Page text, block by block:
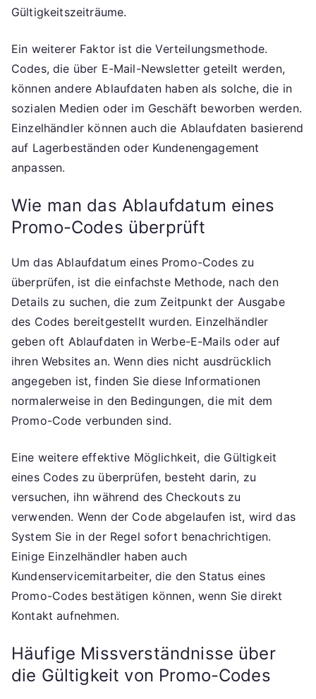
Gültigkeitszeiträume.
Ein weiterer Faktor ist die Verteilungsmethode.
Codes, die über E-Mail-Newsletter geteilt werden,
können andere Ablaufdaten haben als solche, die in
sozialen Medien oder im Geschäft beworben werden.
Einzelhändler können auch die Ablaufdaten basierend
auf Lagerbeständen oder Kundenengagement
anpassen.
Wie man das Ablaufdatum eines
Promo-Codes überprüft
Um das Ablaufdatum eines Promo-Codes zu
überprüfen, ist die einfachste Methode, nach den
Details zu suchen, die zum Zeitpunkt der Ausgabe
des Codes bereitgestellt wurden. Einzelhändler
geben oft Ablaufdaten in Werbe-E-Mails oder auf
ihren Websites an. Wenn dies nicht ausdrücklich
angegeben ist, finden Sie diese Informationen
normalerweise in den Bedingungen, die mit dem
Promo-Code verbunden sind.
Eine weitere effektive Möglichkeit, die Gültigkeit
eines Codes zu überprüfen, besteht darin, zu
versuchen, ihn während des Checkouts zu
verwenden. Wenn der Code abgelaufen ist, wird das
System Sie in der Regel sofort benachrichtigen.
Einige Einzelhändler haben auch
Kundenservicemitarbeiter, die den Status eines
Promo-Codes bestätigen können, wenn Sie direkt
Kontakt aufnehmen.
Häufige Missverständnisse über
die Gültigkeit von Promo-Codes